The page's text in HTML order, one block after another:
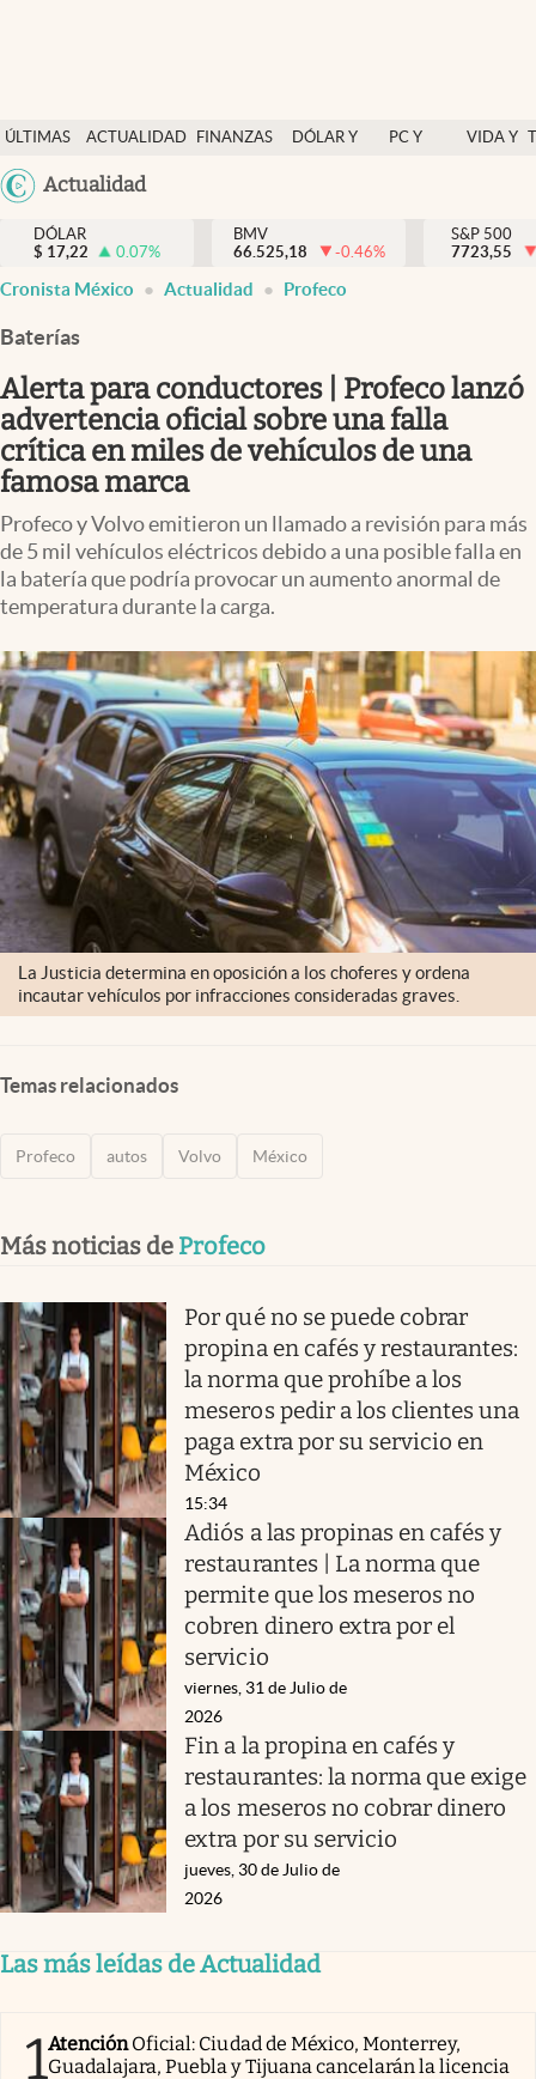
ÚLTIMAS
NOTICIAS
ACTUALIDAD
FINANZAS
DÓLAR Y
PC Y
VIDA Y
México
Actualidad
Actualidad
Finanzas y economía
Dólar y mercados
Pc y celular
Vida y estilo
Clima
Espiritualidad
abre en nueva pestaña
México
DÓLAR
$ 17,22 0.07%
BMV
66.525,18
-0.46%
S&P 500
7723,55
Cronista México Actualidad Profeco
Baterías
Alerta para conductores | Profeco lanzó
advertencia oficial sobre una falla
crítica en miles de vehículos de una
famosa marca
Profeco y Volvo emitieron un llamado a revisión para más
de 5 mil vehículos eléctricos debido a una posible falla en
la batería que podría provocar un aumento anormal de
temperatura durante la carga.
La Justicia determina en oposición a los choferes y ordena
incautar vehículos por infracciones consideradas graves.
Temas relacionados
Profeco autos Volvo México
Más noticias de Profeco
Por qué no se puede cobrar
propina en cafés y restaurantes:
la norma que prohíbe a los
meseros pedir a los clientes una
paga extra por su servicio en
México
15:34
Adiós a las propinas en cafés y
restaurantes | La norma que
permite que los meseros no
cobren dinero extra por el
servicio
viernes, 31 de Julio de
2026
Fin a la propina en cafés y
restaurantes: la norma que exige
a los meseros no cobrar dinero
extra por su servicio
jueves, 30 de Julio de
2026
Las más leídas de Actualidad
1AtenciónOficial: Ciudad de México, Monterrey,
Guadalajara, Puebla y Tijuana cancelarán la licencia